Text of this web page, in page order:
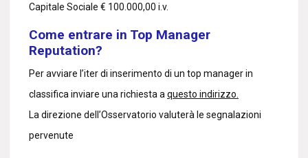
Capitale Sociale € 100.000,00 i.v.
Come entrare in Top Manager
Reputation?
Per avviare l’iter di inserimento di un top manager in
classifica inviare una richiesta a questo indirizzo.
La direzione dell’Osservatorio valuterà le segnalazioni
pervenute